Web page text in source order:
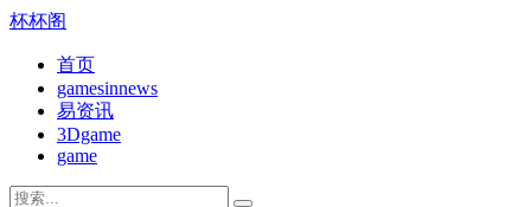
杯杯阁
首页
gamesinnews
易资讯
3Dgame
game